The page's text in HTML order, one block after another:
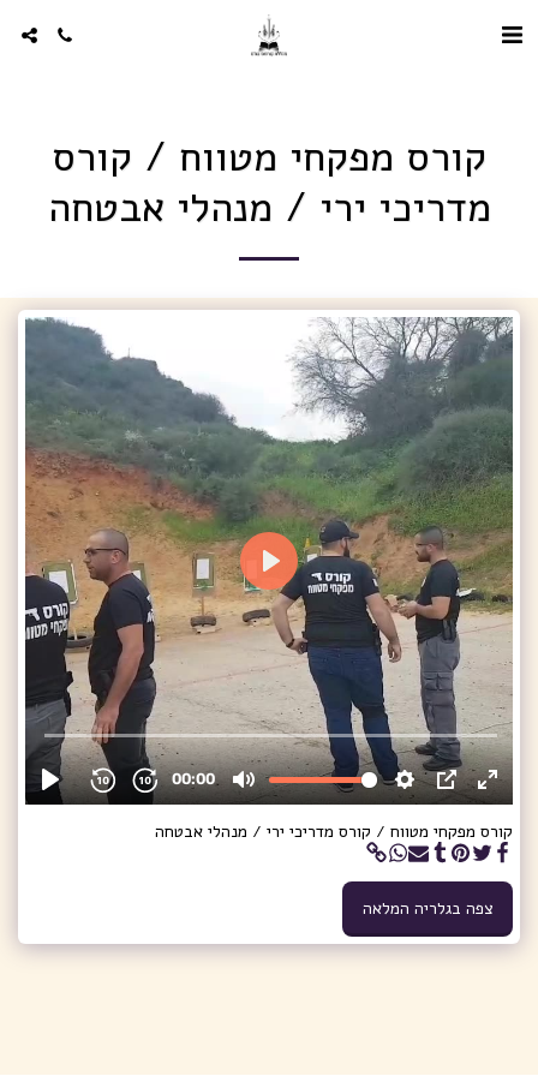
קורס מפקחי מטווח / קורס
מדריכי ירי / מנהלי אבטחה
קורס מפקחי מטווח / קורס מדריכי ירי / מנהלי אבטחה
צפה בגלריה המלאה